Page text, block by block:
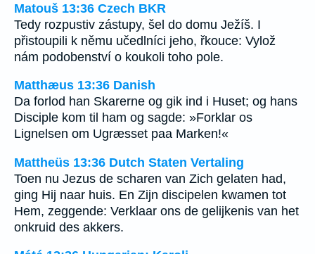
Matouš 13:36 Czech BKR
Tedy rozpustiv zástupy, šel do domu Ježíš. I
přistoupili k němu učedlníci jeho, řkouce: Vylož
nám podobenství o koukoli toho pole.
Matthæus 13:36 Danish
Da forlod han Skarerne og gik ind i Huset; og hans
Disciple kom til ham og sagde: »Forklar os
Lignelsen om Ugræsset paa Marken!«
Mattheüs 13:36 Dutch Staten Vertaling
Toen nu Jezus de scharen van Zich gelaten had,
ging Hij naar huis. En Zijn discipelen kwamen tot
Hem, zeggende: Verklaar ons de gelijkenis van het
onkruid des akkers.